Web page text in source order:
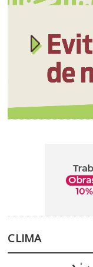
CLIMA